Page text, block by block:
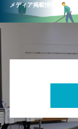
メディア掲載情報